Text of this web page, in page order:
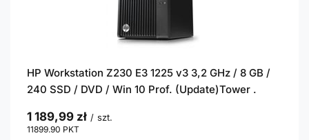
HP Workstation Z230 E3 1225 v3 3,2 GHz / 8 GB /
240 SSD / DVD / Win 10 Prof. (Update)Tower .
1 189,99 zł / szt.
11899.90 PKT